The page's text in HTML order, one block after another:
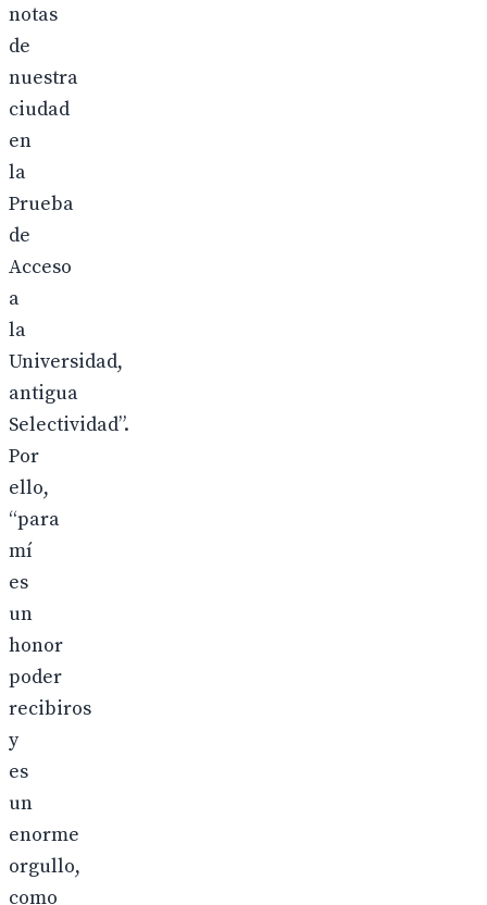
notas
de
nuestra
ciudad
en
la
Prueba
de
Acceso
a
la
Universidad,
antigua
Selectividad”.
Por
ello,
“para
mí
es
un
honor
poder
recibiros
y
es
un
enorme
orgullo,
como